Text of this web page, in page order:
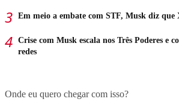
Em meio a embate com STF, Musk diz que
Crise com Musk escala nos Três Poderes e
redes
Onde eu quero chegar com isso?